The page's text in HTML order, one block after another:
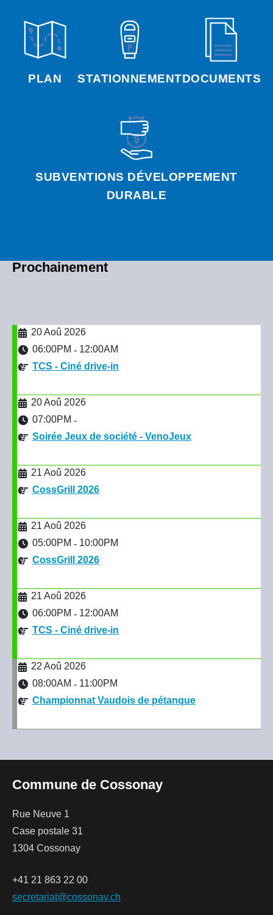
PLAN STATIONNEMENTDOCUMENTS
SUBVENTIONS DÉVELOPPEMENT
DURABLE
Prochainement
20 Aoû 2026
06:00PM - 12:00AM
TCS - Ciné drive-in
20 Aoû 2026
07:00PM -
Soirée Jeux de société - VenoJeux
21 Aoû 2026
CossGrill 2026
21 Aoû 2026
05:00PM - 10:00PM
CossGrill 2026
21 Aoû 2026
06:00PM - 12:00AM
TCS - Ciné drive-in
22 Aoû 2026
08:00AM - 11:00PM
Championnat Vaudois de pétanque
Commune de Cossonay
Rue Neuve 1
Case postale 31
1304 Cossonay
+41 21 863 22 00
secretariat@cossonay.ch